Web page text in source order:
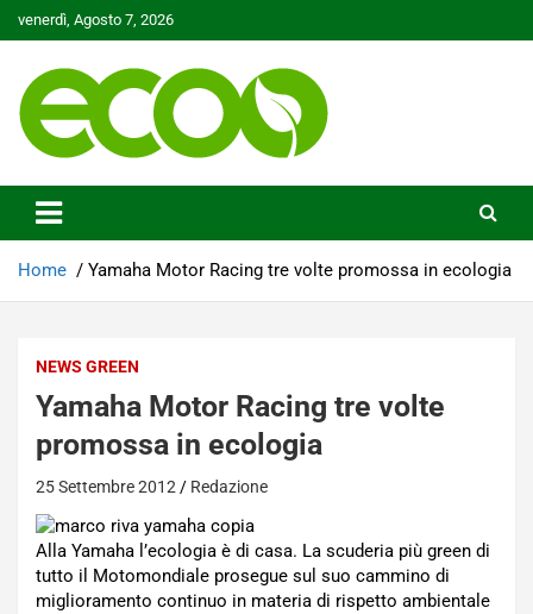
to
venerdì, Agosto 7, 2026
Ecoo.it
Home Yamaha Motor Racing tre volte promossa in ecologia
NEWS GREEN
Yamaha Motor Racing tre volte
promossa in ecologia
25 Settembre 2012 Redazione
Alla Yamaha l’ecologia è di casa. La scuderia più green di
tutto il Motomondiale prosegue sul suo cammino di
miglioramento continuo in materia di rispetto ambientale